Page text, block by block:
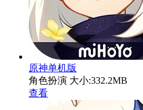
原神单机版
角色扮演 大小:332.2MB
查看